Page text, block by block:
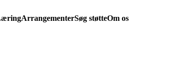
ArrangementerSøg støtteOm os